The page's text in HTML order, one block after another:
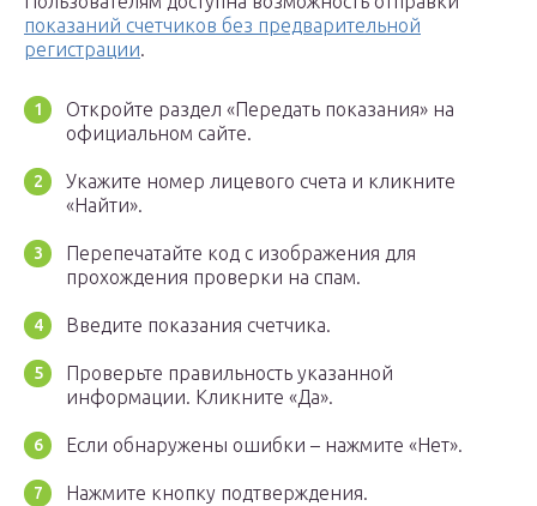
показаний счетчиков без предварительной
регистрации.
Откройте раздел «Передать показания» на
официальном сайте.
Укажите номер лицевого счета и кликните
«Найти».
Перепечатайте код с изображения для
прохождения проверки на спам.
Введите показания счетчика.
Проверьте правильность указанной
информации. Кликните «Да».
Если обнаружены ошибки – нажмите «Нет».
Нажмите кнопку подтверждения.